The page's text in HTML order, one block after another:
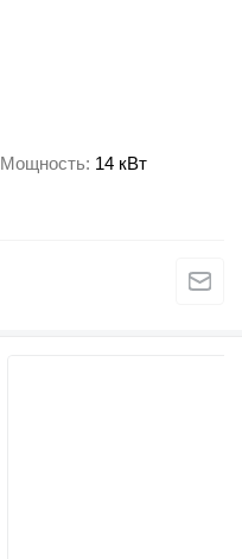
Мощность 14 кВт